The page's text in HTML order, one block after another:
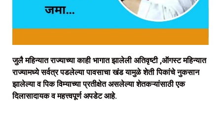
जुलै महिन्यात राज्याच्या काही भागात झालेली अतिवृष्टी ,ऑगस्ट महिन्यात
राज्यामध्ये सर्वत्र पडलेल्या पावसाचा खंड यामुळे शेती पिकांचे नुकसान
झालेल्या व पिक विम्याच्या प्रतीक्षेत असलेल्या शेतकऱ्यांसाठी एक
दिलासादायक व महत्त्वपूर्ण अपडेट आहे.